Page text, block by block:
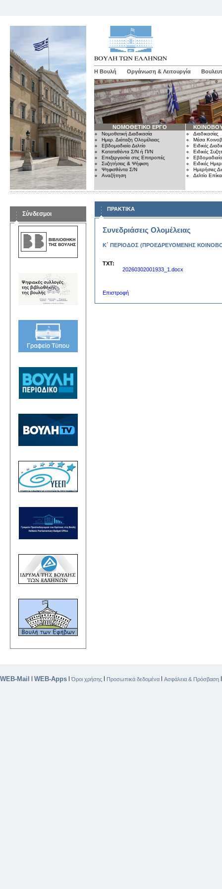
Η Βουλή Οργάνωση & Λειτουργία
ΝΟΜΟΘΕΤΙΚΟ ΕΡΓΟ
Νομοθετική Διαδικασία
Ημερ. Διάταξη Ολομέλειας
Εβδομαδιαίο Δελτίο
Κατατεθέντα Σ/Ν ή Π/Ν
Επεξεργασία στις Επιτροπές
Συζητήσεις & Ψήφιση
Ψηφισθέντα Σ/Ν
Αναζήτηση
Διαδικασίες
Μέσα
Ειδικές
Ειδικές
Εβδομαδιαίο
Ειδικές
Ημερήσιες
Δελτίο
Σύνδεσμοι
ΠΡΑΚΤΙΚΑ
Συνεδριάσεις Ολομέλειας
Κ΄ ΠΕΡΙΟΔΟΣ (ΠΡΟΕΔΡΕΥΟΜΕΝΗΣ
TXT:
20260302001933_1.docx
Επιστροφή
WEB-Mail WEB-Apps |Όροι χρήσης Προσωπικά δεδομένα Ασφάλεια & Πρόσβαση